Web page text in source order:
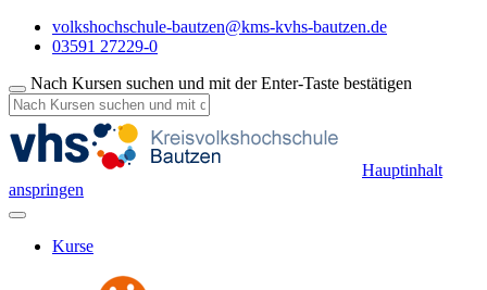
volkshochschule-bautzen@kms-kvhs-bautzen.de
03591 27229-0
Nach Kursen suchen und mit der Enter-Taste bestätigen
Hauptinhalt
anspringen
Kurse